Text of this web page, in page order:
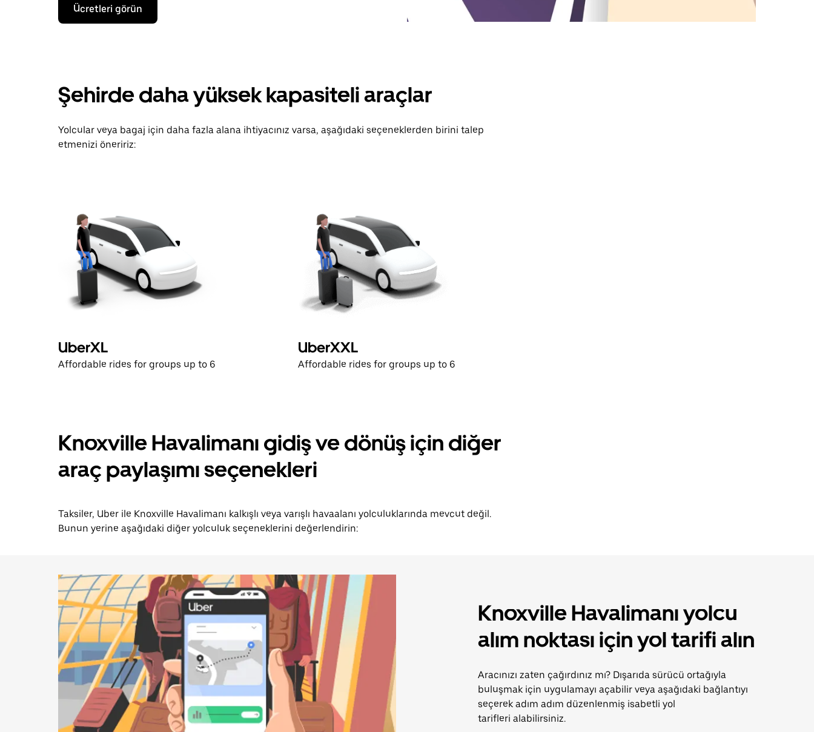
Takvimle
etkileşime
geçmek
aşağı
ok
tuşuna
Takvimi
kapatmak
Ücretleri görün
Şehirde daha yüksek kapasiteli araçlar
Yolcular veya bagaj için daha fazla alana ihtiyacınız varsa, aşağıdaki seçeneklerden birini talep
etmenizi öneririz:
UberXL
Affordable rides for groups up to 6
UberXXL
Affordable rides for groups up to 6
Knoxville Havalimanı gidiş ve dönüş için diğer
araç paylaşımı seçenekleri
Taksiler, Uber ile Knoxville Havalimanı kalkışlı veya varışlı havaalanı yolculuklarında mevcut değil.
Bunun yerine aşağıdaki diğer yolculuk seçeneklerini değerlendirin:
Knoxville Havalimanı yolcu
alım noktası için yol tarifi alın
Aracınızı zaten çağırdınız mı? Dışarıda sürücü ortağıyla
buluşmak için uygulamayı açabilir veya aşağıdaki bağlantıyı
seçerek adım adım düzenlenmiş isabetli yol
tarifleri alabilirsiniz.